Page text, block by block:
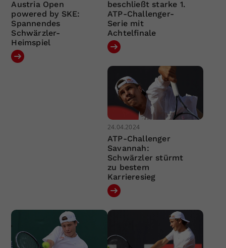
Austria Open
powered by SKE:
Spannendes
Schwärzler-
Heimspiel
beschließt starke 1.
ATP-Challenger-
Serie mit
Achtelfinale
24.04.2024
ATP-Challenger
Savannah:
Schwärzler stürmt
zu bestem
Karrieresieg